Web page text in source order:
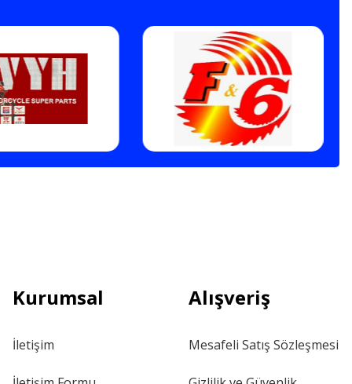
Kurumsal
İletişim
Alışveriş
Mesafeli Satış Sözleşmesi